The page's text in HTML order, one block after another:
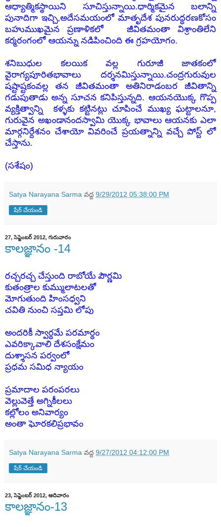
ఆధ్యాత్మికస్థాయిని సూచిస్తున్నాయి.ధార్మికమైన బలాన్ని
పునాదిగా ఇచ్చి,అదేసమయంలో మాతృదేశ పునరుద్ధరణకోసం
బహుముఖమైన ప్రణాళికలో జీవితమంతా విశ్రాంతిలేని
కర్మరంగంలో ఆయన్ను నడిపించింది ఈ గ్రహయోగం.
శనిబుధుల కలయిక వల్ల గురూజీ జాతకంలో
వైరాగ్యపూరితభావాలు దర్శనమిస్తున్నాయి.చంద్రగురువుల
షష్టాష్టకంవల్ల తన జీవితమంతా అతినిరాడంబర జీవితాన్ని
గడుపుతాడు అన్న సూచన కనిపిస్తున్నది. ఆయనయొక్క గొప్ప
వ్యక్తిత్వాన్ని కళ్ళకు కట్టినట్లు చూపించే ముఖ్య ఘట్టాలనూ,
గురువైన అఖండానందస్వామి యొక్క భావాలు ఆయనకు ఎలా
మార్గనిర్దేశనం చేశాయో వివరించే ప్రయత్నాన్ని వచ్చే పోస్ట్ లో
చేస్తాను.
(సశేషం)
Satya Narayana Sarma వద్ద 9/29/2012 05:38:00 PM
షేర్ చేయండి
27, సెప్టెంబర్ 2012, గురువారం
కాలజ్ఞానం -14
రచ్చరచ్చ చేస్తుంది రాబోయే పౌర్ణమి
కుతంత్రాల కుమ్ములాటలతో
మోగుతుంది హింసధ్వని
చవితి నుంచి సప్తమి లోపు
అందరికీ స్వార్ధమే పరమార్ధం
ఎవరిక్కావాలి దేశసంక్షేమం
దుశ్శాసన పర్వంలో
ప్రధమ సమిధ న్యాయం
ప్రమాదాల పరంపరలు
వెల్లువెత్తే అగ్నికీలలు
కల్లోలం అనివార్యం
అంతా ఘోరకలిప్రభావం
Satya Narayana Sarma వద్ద 9/27/2012 04:12:00 PM
షేర్ చేయండి
23, సెప్టెంబర్ 2012, ఆదివారం
కాలజ్ఞానం-13